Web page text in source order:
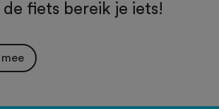
fiets bereik je iets!
mee